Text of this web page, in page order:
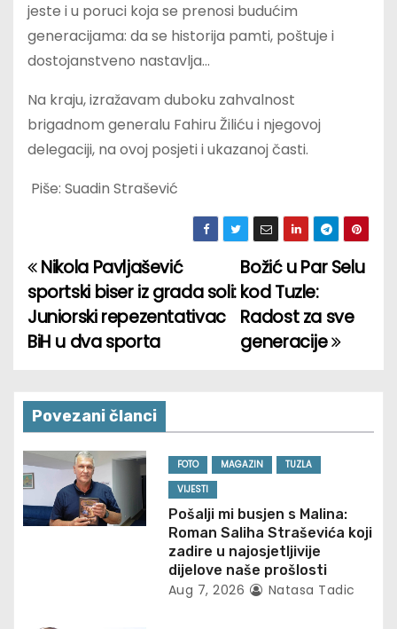
jeste i u poruci koja se prenosi budućim
generacijama: da se historija pamti, poštuje i
dostojanstveno nastavlja…
Na kraju, izražavam duboku zahvalnost
brigadnom generalu Fahiru Žiliću i njegovoj
delegaciji, na ovoj posjeti i ukazanoj časti.
Piše: Suadin Strašević
P
o
s
n
a
v
i
Božić u Par Selu
kod Tuzle:
Radost za sve
generacije
Nikola Pavljašević
sportski biser iz grada soli:
Juniorski repezentativac
BiH u dva sporta
Povezani članci
FOTO MAGAZIN
TUZLA
VIJESTI
Pošalji mi busjen s Malina:
Roman Saliha Straševića koji
zadire u najosjetljivije
dijelove naše prošlosti
Aug 7, 2026 Natasa Tadic